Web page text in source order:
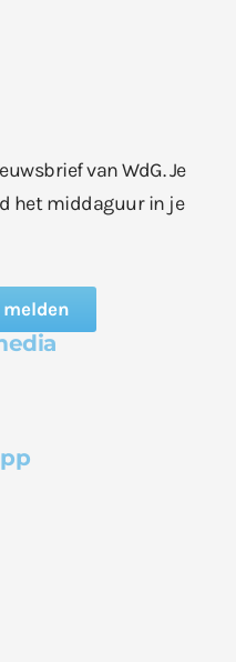
van WdG. Je
het middaguur in je